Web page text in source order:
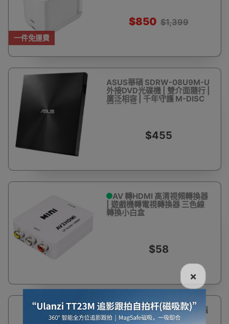
一件免運費
$850 $1,399
ASUS華碩 SDRW-08U9M-U
外接DVD光碟機 | 雙介面隨行 |
廣泛相容 | 千年守護 M-DISC
歸檔支援
$455
AV 轉HDMI 高清視頻轉換器
| 遊戲機轉電視轉換器 三色線
轉換小白盒
$58
19%
OFF
Bestand 桌面立式鋁合金電腦
散熱支架 | 手提電腦懶人支架
×